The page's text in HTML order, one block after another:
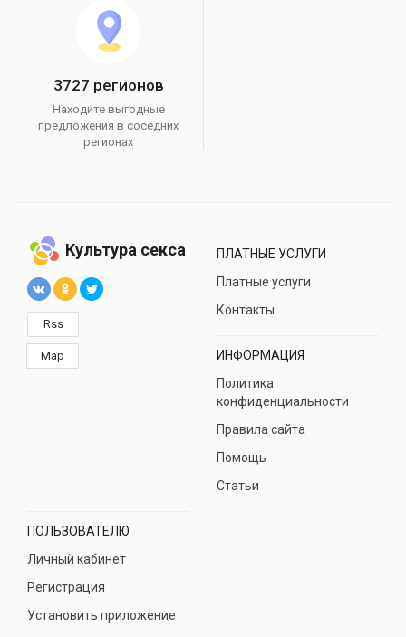
3727 регионов
Находите выгодные
предложения в соседних
регионах
Культура секса
Rss
Map
ПЛАТНЫЕ УСЛУГИ
Платные услуги
Контакты
ИНФОРМАЦИЯ
Политика
конфиденциальности
Правила сайта
Помощь
Статьи
ПОЛЬЗОВАТЕЛЮ
Личный кабинет
Регистрация
Установить приложение